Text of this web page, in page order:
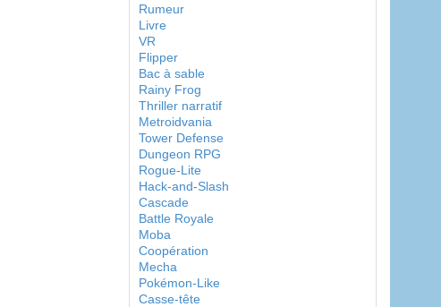
Rumeur
Livre
VR
Flipper
Bac à sable
Rainy Frog
Thriller narratif
Metroidvania
Tower Defense
Dungeon RPG
Rogue-Lite
Hack-and-Slash
Cascade
Battle Royale
Moba
Coopération
Mecha
Pokémon-Like
Casse-tête